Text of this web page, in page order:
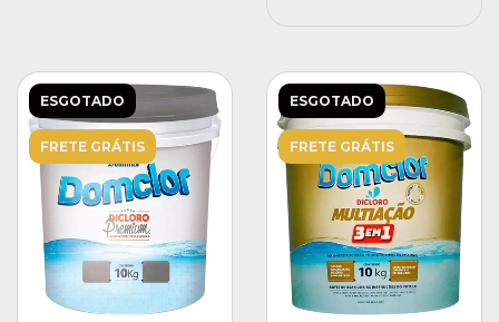
ESGOTADO
FRETE GRÁTIS
ESGOTADO
FRETE GRÁTIS